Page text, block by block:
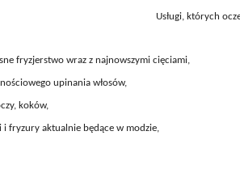
Usługi, których
fryzjerstwo wraz z najnowszymi cięciami,
upinania włosów,
koków,
i fryzury aktualnie będące w modzie,